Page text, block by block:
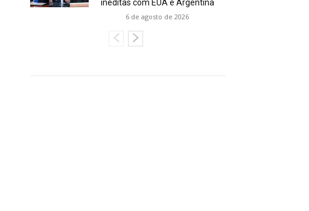
inéditas com EUA e Argentina
6 de agosto de 2026